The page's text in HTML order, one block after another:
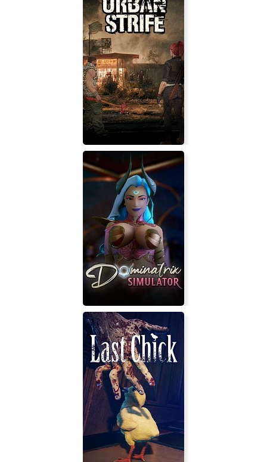
METAL SLUG 3
Urban Strife
Dominatrix Simulator: Threshold